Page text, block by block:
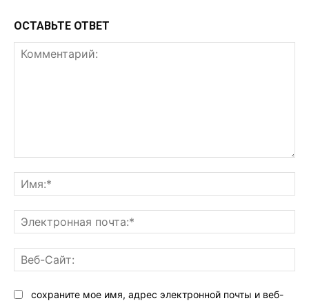
ОСТАВЬТЕ ОТВЕТ
сохраните мое имя, адрес электронной почты и веб-